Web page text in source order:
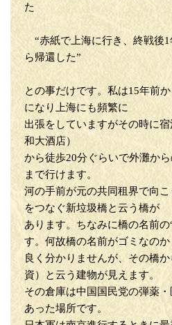
た
“赤紙で上海に行き、終戦後
ら帰還した”
との事だけです。私は15年前
になり上海にも頻繁に
出張をしていますがその時に
和大酒店）
から徒歩20分ぐらいで外灘か
まで行けます。
河の手前が元の共同租界で向
をつなぐ新垃圾橋と云う橋が
あります。ちなみに橋の名前
す。何故橋の名前がゴミなのか
良く分かりませんが、その橋
資）と云う建物が見えます。
その倉庫は中国国民党の弾薬
あった場所です。